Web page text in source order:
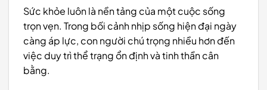
Sức khỏe luôn là nền tảng của một cuộc sống
trọn vẹn. Trong bối cảnh nhịp sống hiện đại ngày
càng áp lực, con người chú trọng nhiều hơn đến
việc duy trì thể trạng ổn định và tinh thần cân
bằng.